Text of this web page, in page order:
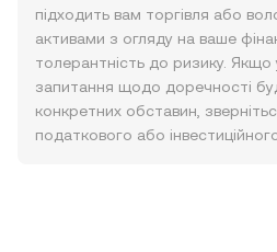
підходить вам торгівля або
активами з огляду на ваше
толерантність до ризику. Якщо
запитання щодо доречності
конкретних обставин,
податкового або